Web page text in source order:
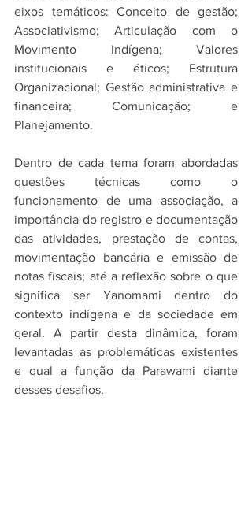
eixos temáticos: Conceito de gestão;
Associativismo; Articulação com o
Movimento Indígena; Valores
institucionais e éticos; Estrutura
Organizacional; Gestão administrativa e
financeira; Comunicação; e
Planejamento.
Dentro de cada tema foram abordadas
questões técnicas como o
funcionamento de uma associação, a
importância do registro e documentação
das atividades, prestação de contas,
movimentação bancária e emissão de
notas fiscais; até a reflexão sobre o que
significa ser Yanomami dentro do
contexto indígena e da sociedade em
geral. A partir desta dinâmica, foram
levantadas as problemáticas existentes
e qual a função da Parawami diante
desses desafios.